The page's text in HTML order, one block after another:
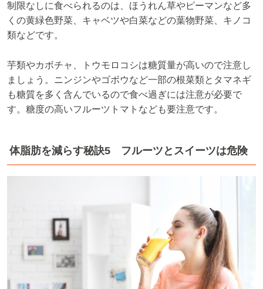
制限なしに食べられるのは、ほうれん草やピーマンなど多
くの黄緑色野菜、キャベツや白菜などの葉物野菜、キノコ
類などです。
芋類やカボチャ、トウモロコシは糖質量が高いので注意し
ましょう。ニンジンやゴボウなど一部の根菜類とタマネギ
も糖質を多く含んでいるので食べ過ぎには注意が必要で
す。糖度の高いフルーツトマトなども要注意です。
体脂肪を減らす秘訣5 フルーツとスイーツは危険